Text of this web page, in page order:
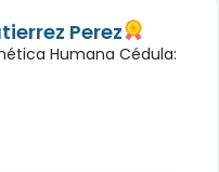
Perez
Humana Cédula: